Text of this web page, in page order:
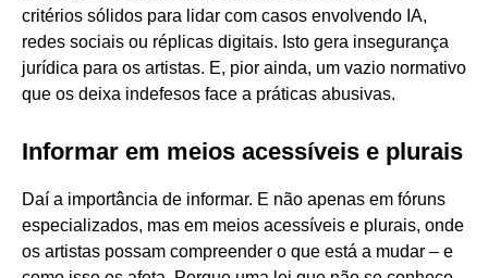
critérios sólidos para lidar com casos envolvendo IA,
redes sociais ou réplicas digitais. Isto gera insegurança
jurídica para os artistas. E, pior ainda, um vazio normativo
que os deixa indefesos face a práticas abusivas.
Informar em meios acessíveis e plurais
Daí a importância de informar. E não apenas em fóruns
especializados, mas em meios acessíveis e plurais, onde
os artistas possam compreender o que está a mudar – e